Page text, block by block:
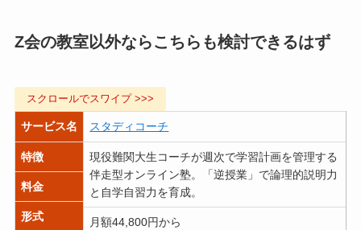
Z会の教室以外ならこちらも検討できるはず
サービス名
特徴
料金
形式
スタディコーチ
現役難関大生コーチが週次で学習計画を管理する
伴走型オンライン塾。「逆授業」で論理的説明力
と自学自習力を育成。
月額44,800円から